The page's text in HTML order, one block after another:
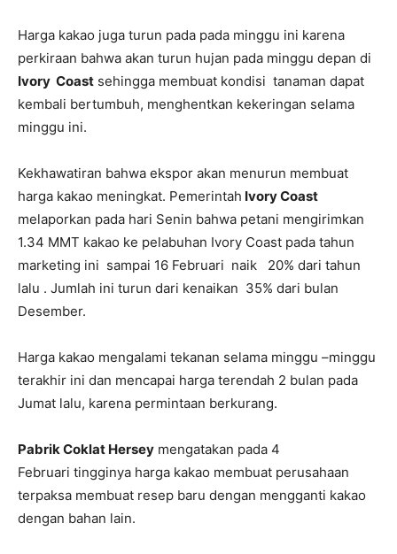
Harga kakao juga turun pada pada minggu ini karena
perkiraan bahwa akan turun hujan pada minggu depan di
Ivory Coast sehingga membuat kondisi tanaman dapat
kembali bertumbuh, menghentkan kekeringan selama
minggu ini.
Kekhawatiran bahwa ekspor akan menurun membuat
harga kakao meningkat. Pemerintah Ivory Coast
melaporkan pada hari Senin bahwa petani mengirimkan
1.34 MMT kakao ke pelabuhan Ivory Coast pada tahun
marketing ini sampai 16 Februari naik 20% dari tahun
lalu . Jumlah ini turun dari kenaikan 35% dari bulan
Desember.
Harga kakao mengalami tekanan selama minggu –minggu
terakhir ini dan mencapai harga terendah 2 bulan pada
Jumat lalu, karena permintaan berkurang.
Pabrik Coklat Hersey mengatakan pada 4
Februari tingginya harga kakao membuat perusahaan
terpaksa membuat resep baru dengan mengganti kakao
dengan bahan lain.